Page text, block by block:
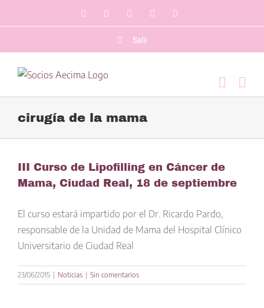
al
FacebookLinkedInTwitterYouTubeCorreo
Salir
cirugía de la mama
III Curso de Lipofilling en Cáncer de
Mama, Ciudad Real, 18 de septiembre
El curso estará impartido por el Dr. Ricardo Pardo,
responsable de la Unidad de Mama del Hospital Clínico
Universitario de Ciudad Real
23/06/2015 | Noticias | Sin comentarios